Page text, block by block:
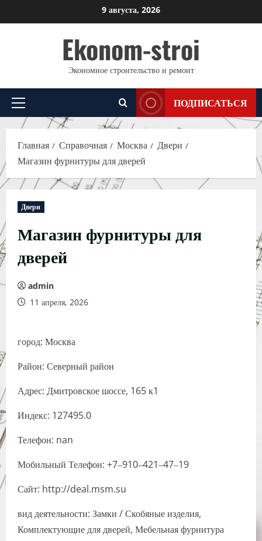
к
9 августа, 2026
Ekonom-stroi
Экономное строительство и ремонт
Основное
меню
ПОДПИСАТЬСЯ
Главная Справочная Москва
Двери
Магазин фурнитуры для дверей
Двери
Магазин фурнитуры для
дверей
admin
11 апреля, 2026
город: Москва
Район: Северный район
Адрес: Дмитровское шоссе, 165 к1
Индекс: 127495.0
Телефон: nan
Мобильный Телефон: +7‒910‒421‒47‒19
Сайт: http://deal.msm.su
вид деятельности: Замки / Скобяные изделия,
Комплектующие для дверей, Мебельная фурнитура